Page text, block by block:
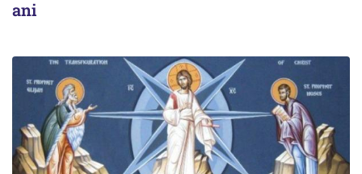
ani